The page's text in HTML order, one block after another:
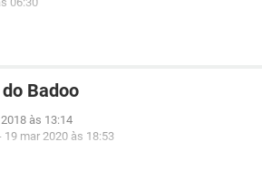
Badoo
às 13:14
19 mar 2020 às 18:53